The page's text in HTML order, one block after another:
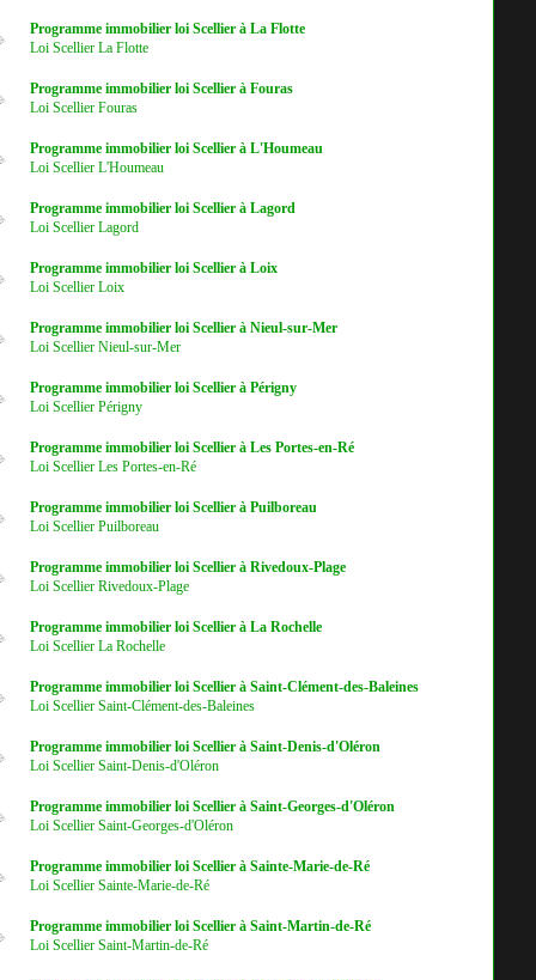
Programme immobilier loi Scellier à La Flotte
Loi Scellier La Flotte
Programme immobilier loi Scellier à Fouras
Loi Scellier Fouras
Programme immobilier loi Scellier à L'Houmeau
Loi Scellier L'Houmeau
Programme immobilier loi Scellier à Lagord
Loi Scellier Lagord
Programme immobilier loi Scellier à Loix
Loi Scellier Loix
Programme immobilier loi Scellier à Nieul-sur-Mer
Loi Scellier Nieul-sur-Mer
Programme immobilier loi Scellier à Périgny
Loi Scellier Périgny
Programme immobilier loi Scellier à Les Portes-en-Ré
Loi Scellier Les Portes-en-Ré
Programme immobilier loi Scellier à Puilboreau
Loi Scellier Puilboreau
Programme immobilier loi Scellier à Rivedoux-Plage
Loi Scellier Rivedoux-Plage
Programme immobilier loi Scellier à La Rochelle
Loi Scellier La Rochelle
Programme immobilier loi Scellier à Saint-Clément-des-Baleines
Loi Scellier Saint-Clément-des-Baleines
Programme immobilier loi Scellier à Saint-Denis-d'Oléron
Loi Scellier Saint-Denis-d'Oléron
Programme immobilier loi Scellier à Saint-Georges-d'Oléron
Loi Scellier Saint-Georges-d'Oléron
Programme immobilier loi Scellier à Sainte-Marie-de-Ré
Loi Scellier Sainte-Marie-de-Ré
Programme immobilier loi Scellier à Saint-Martin-de-Ré
Loi Scellier Saint-Martin-de-Ré